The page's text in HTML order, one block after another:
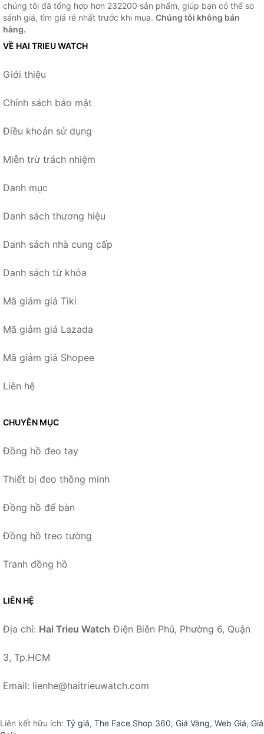
chúng tôi đã tổng hợp hơn 232200 sản phẩm, giúp bạn có thể so
sánh giá, tìm giá rẻ nhất trước khi mua. Chúng tôi không bán
hàng.
VỀ HAI TRIEU WATCH
Giới thiệu
Chính sách bảo mật
Điều khoản sử dụng
Miễn trừ trách nhiệm
Danh mục
Danh sách thương hiệu
Danh sách nhà cung cấp
Danh sách từ khóa
Mã giảm giá Tiki
Mã giảm giá Lazada
Mã giảm giá Shopee
Liên hệ
CHUYÊN MỤC
Đồng hồ đeo tay
Thiết bị đeo thông minh
Đồng hồ để bàn
Đồng hồ treo tường
Tranh đồng hồ
LIÊN HỆ
Địa chỉ: Hai Trieu Watch Điện Biên Phủ, Phường 6, Quận
3, Tp.HCM
Email: lienhe@haitrieuwatch.com
Liên kết hữu ích: Tỷ giá, The Face Shop 360, Giá Vàng, Web Giá, Giá